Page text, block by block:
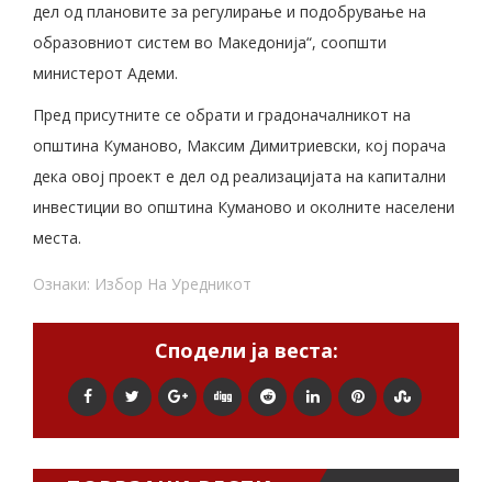
дел од плановите за регулирање и подобрување на
образовниот систем во Македонија“, соопшти
министерот Адеми.
Пред присутните се обрати и градоначалникот на
општина Куманово, Максим Димитриевски, кој порача
дека овој проект е дел од реализацијата на капитални
инвестиции во општина Куманово и околните населени
места.
Ознаки: Избор На Уредникот
Сподели ја веста: